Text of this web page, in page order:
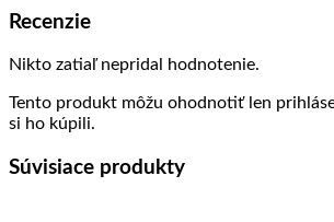
Recenzie
Nikto zatiaľ nepridal hodnotenie.
Tento produkt môžu ohodnotiť len
si ho kúpili.
Súvisiace produkty